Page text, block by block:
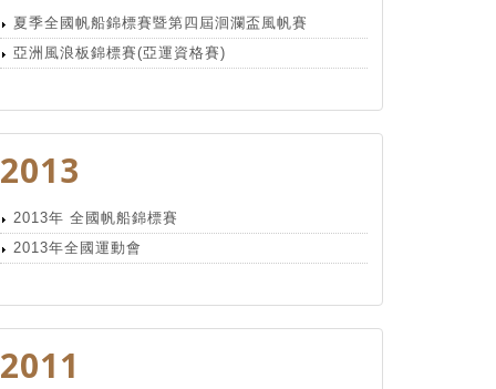
夏季全國帆船錦標賽暨第四屆洄瀾盃風帆賽
亞洲風浪板錦標賽(亞運資格賽)
2013
2013年 全國帆船錦標賽
2013年全國運動會
2011